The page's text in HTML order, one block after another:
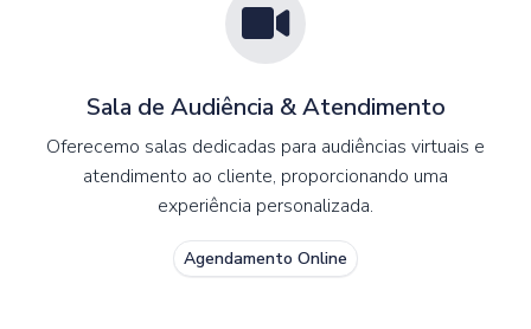
Sala de Audiência & Atendimento
Oferecemo salas dedicadas para audiências virtuais e
atendimento ao cliente, proporcionando uma
experiência personalizada.
Agendamento Online